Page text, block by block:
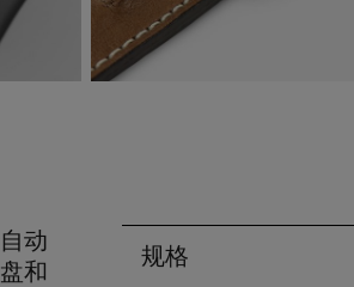
动
和
规格